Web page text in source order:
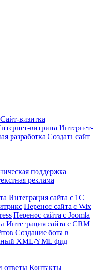
Cайт-визитка
витрина Интернет-
разработка Создать сайт
поддержка
реклама
Интеграция сайта с 1С
Перенос сайта с Wix
Перенос сайта с Joomla
Интеграция сайта с CRM
Создание бота в
XML/YML фид
ответы Контакты